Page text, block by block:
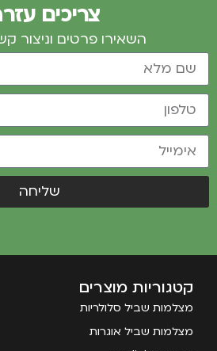
שליחה
צריכים
השאירו פרטים וניצור
קטגוריות מוצרים
מצלמות שביל סלולריות
מצלמות שביל אוגרות